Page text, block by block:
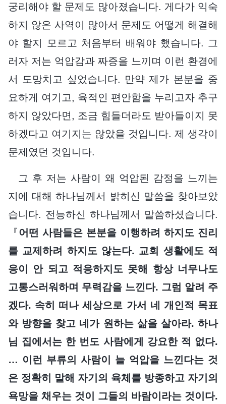
궁리해야 할 문제도 많아졌습니다. 게다가 익숙
하지 않은 사역이 많아서 문제도 어떻게 해결해
야 할지 모르고 처음부터 배워야 했습니다. 그
러자 저는 억압감과 짜증을 느끼며 이런 환경에
서 도망치고 싶었습니다. 만약 제가 본분을 중
요하게 여기고, 육적인 편안함을 누리고자 추구
하지 않았다면, 조금 힘들더라도 받아들이지 못
하겠다고 여기지는 않았을 것입니다. 제 생각이
문제였던 것입니다.
그 후 저는 사람이 왜 억압된 감정을 느끼는
지에 대해 하나님께서 밝히신 말씀을 찾아보았
습니다. 전능하신 하나님께서 말씀하셨습니다.
『어떤 사람들은 본분을 이행하려 하지도 진리
를 교제하려 하지도 않는다. 교회 생활에도 적
응이 안 되고 적응하지도 못해 항상 너무나도
고통스러워하며 무력감을 느낀다. 그럼 알려 주
겠다. 속히 떠나 세상으로 가서 네 개인적 목표
와 방향을 찾고 네가 원하는 삶을 살아라. 하나
님 집에서는 한 번도 사람에게 강요한 적 없다.
… 이런 부류의 사람이 늘 억압을 느낀다는 것
은 정확히 말해 자기의 육체를 방종하고 자기의
욕망을 채우는 것이 그들의 바람이라는 것이다.